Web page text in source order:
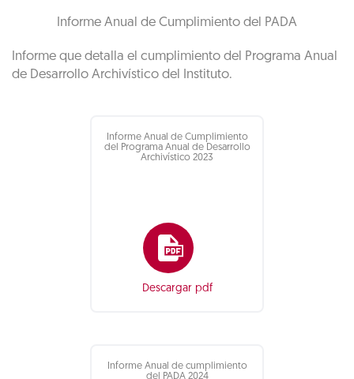
Informe Anual de Cumplimiento del PADA
Informe que detalla el cumplimiento del Programa Anual
de Desarrollo Archivístico del Instituto.
Informe Anual de Cumplimiento
del Programa Anual de Desarrollo
Archivístico 2023
Descargar pdf
Informe Anual de cumplimiento
del PADA 2024